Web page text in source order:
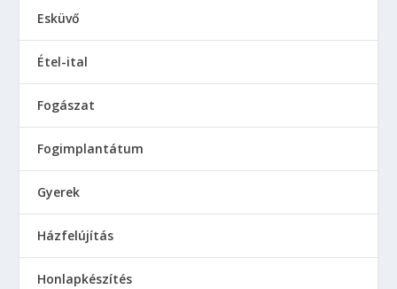
Esküvő
Étel-ital
Fogászat
Fogimplantátum
Gyerek
Házfelújítás
Honlapkészítés